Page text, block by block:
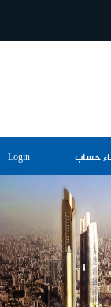
حساب Login